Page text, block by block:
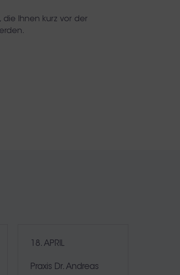
die Ihnen kurz vor der
18. APRIL
Praxis Dr. Andreas